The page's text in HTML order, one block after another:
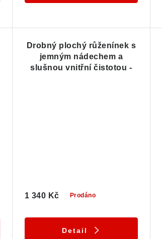
Drobný plochý růženínek s
jemným nádechem a
slušnou vnitřní čistotou -
Prodáno
1 340 Kč
Detail